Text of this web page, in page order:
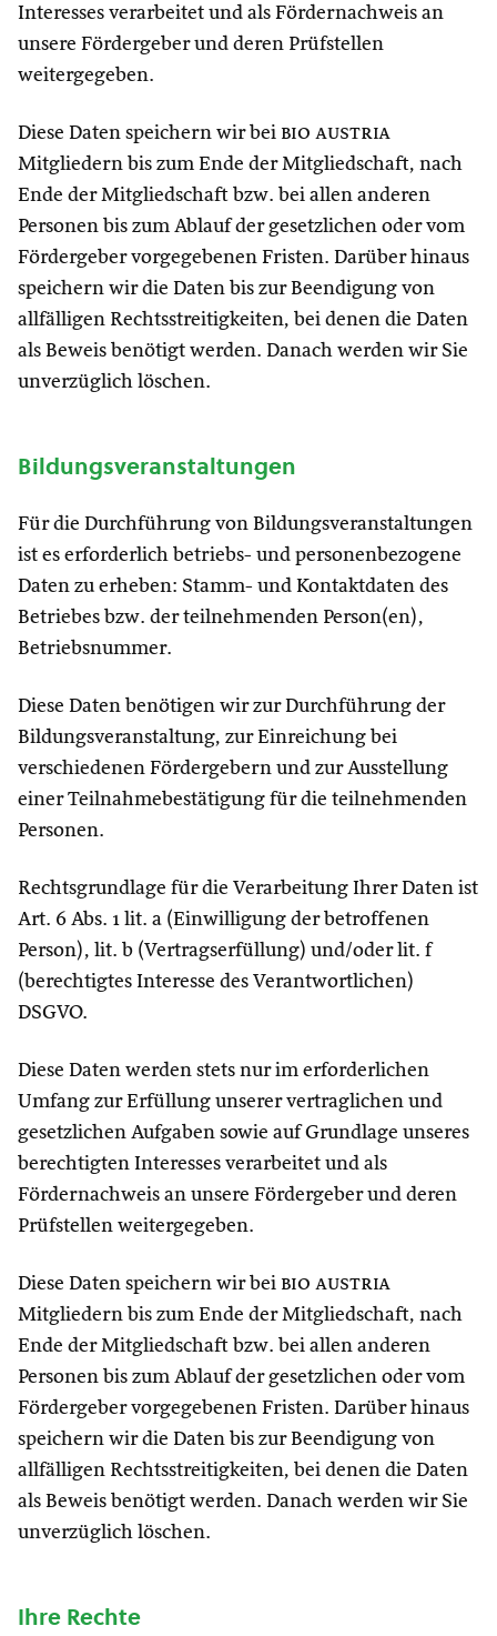
Interesses verarbeitet und als Fördernachweis an
unsere Fördergeber und deren Prüfstellen
weitergegeben.
Diese Daten speichern wir bei bio austria
Mitgliedern bis zum Ende der Mitgliedschaft, nach
Ende der Mitgliedschaft bzw. bei allen anderen
Personen bis zum Ablauf der gesetzlichen oder vom
Fördergeber vorgegebenen Fristen. Darüber hinaus
speichern wir die Daten bis zur Beendigung von
allfälligen Rechtsstreitigkeiten, bei denen die Daten
als Beweis benötigt werden. Danach werden wir Sie
unverzüglich löschen.
Bildungsveranstaltungen
Für die Durchführung von Bildungsveranstaltungen
ist es erforderlich betriebs- und personenbezogene
Daten zu erheben: Stamm- und Kontaktdaten des
Betriebes bzw. der teilnehmenden Person(en),
Betriebsnummer.
Diese Daten benötigen wir zur Durchführung der
Bildungsveranstaltung, zur Einreichung bei
verschiedenen Fördergebern und zur Ausstellung
einer Teilnahmebestätigung für die teilnehmenden
Personen.
Rechtsgrundlage für die Verarbeitung Ihrer Daten ist
Art. 6 Abs. 1 lit. a (Einwilligung der betroffenen
Person), lit. b (Vertragserfüllung) und/oder lit. f
(berechtigtes Interesse des Verantwortlichen)
DSGVO.
Diese Daten werden stets nur im erforderlichen
Umfang zur Erfüllung unserer vertraglichen und
gesetzlichen Aufgaben sowie auf Grundlage unseres
berechtigten Interesses verarbeitet und als
Fördernachweis an unsere Fördergeber und deren
Prüfstellen weitergegeben.
Diese Daten speichern wir bei bio austria
Mitgliedern bis zum Ende der Mitgliedschaft, nach
Ende der Mitgliedschaft bzw. bei allen anderen
Personen bis zum Ablauf der gesetzlichen oder vom
Fördergeber vorgegebenen Fristen. Darüber hinaus
speichern wir die Daten bis zur Beendigung von
allfälligen Rechtsstreitigkeiten, bei denen die Daten
als Beweis benötigt werden. Danach werden wir Sie
unverzüglich löschen.
Ihre Rechte